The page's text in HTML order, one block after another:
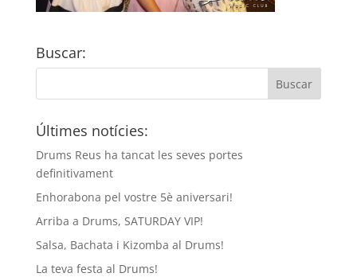
Buscar:
Últimes notícies:
Drums Reus ha tancat les seves portes
definitivament
Enhorabona pel vostre 5è aniversari!
Arriba a Drums, SATURDAY VIP!
Salsa, Bachata i Kizomba al Drums!
La teva festa al Drums!